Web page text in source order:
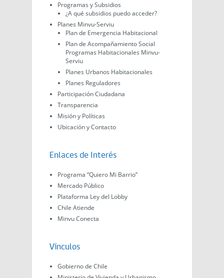
Programas y Subsidios
¿A qué subsidios puedo acceder?
Planes Minvu-Serviu
Plan de Emergencia Habitacional
Plan de Acompañamiento Social
Programas Habitacionales Minvu-
Serviu
Planes Urbanos Habitacionales
Planes Reguladores
Participación Ciudadana
Transparencia
Misión y Políticas
Ubicación y Contacto
Enlaces de Interés
Programa “Quiero Mi Barrio”
Mercado Público
Plataforma Ley del Lobby
Chile Atiende
Minvu Conecta
Vínculos
Gobierno de Chile